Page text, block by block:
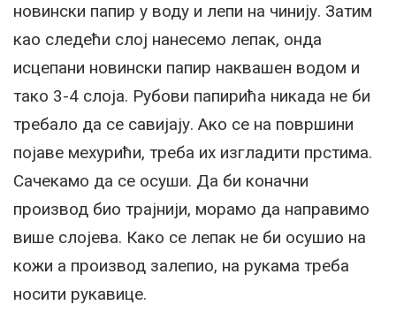
новински папир у воду и лепи на чинију. Затим
као следећи слој нанесемо лепак, онда
исцепани новински папир наквашен водом и
тако 3-4 слоја. Рубови папирића никада не би
требало да се савијају. Ако се на површини
појаве мехурићи, треба их изгладити прстима.
Сачекамо да се осуши. Да би коначни
производ био трајнији, морамо да направимо
више слојева. Како се лепак не би осушио на
кожи а производ залепио, на рукама треба
носити рукавице.